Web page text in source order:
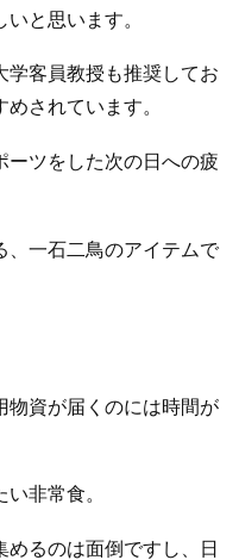
と思います。
学客員教授も推奨してお
されています。
ーツをした次の日への疲
、一石二鳥のアイテムで
物資が届くのには時間が
非常食。
るのは面倒ですし、日